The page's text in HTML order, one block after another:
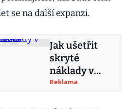
se na další expanzi.
Jak ušetřit
skryté
náklady v
dodavatelské
Reklama